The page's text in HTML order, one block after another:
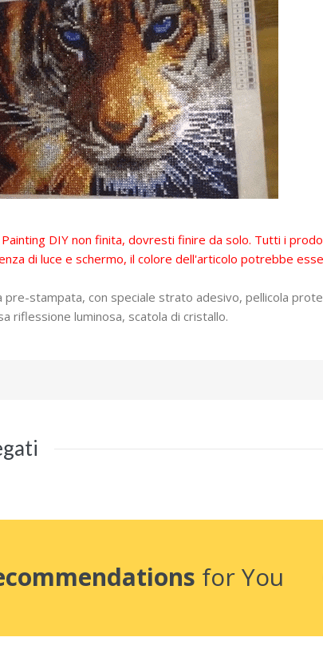
DIY non finita, dovresti finire da solo. Tutti i
di luce e schermo, il colore dell'articolo potrebbe
pre-stampata, con speciale strato adesivo, pellicola
riflessione luminosa, scatola di cristallo.
for You